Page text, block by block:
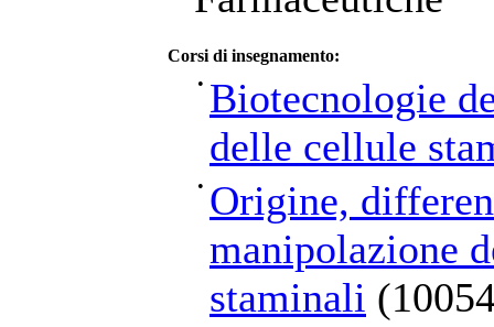
Corsi di insegnamento:
• Biotecnologie
delle cellule
• Origine,
manipolazione
staminali